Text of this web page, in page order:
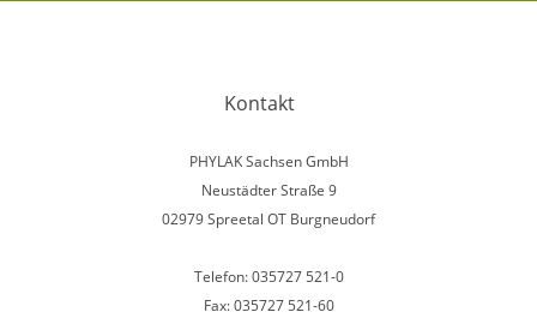
Kontakt
PHYLAK Sachsen GmbH
Neustädter Straße 9
02979 Spreetal OT Burgneudorf
Telefon: 035727 521-0
Fax: 035727 521-60